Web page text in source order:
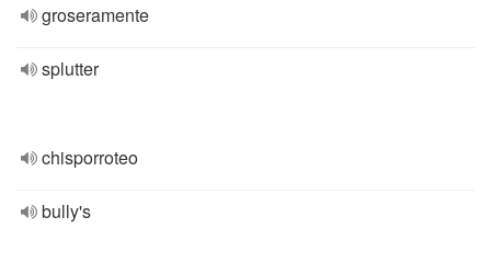
groseramente
splutter
chisporroteo
bully's